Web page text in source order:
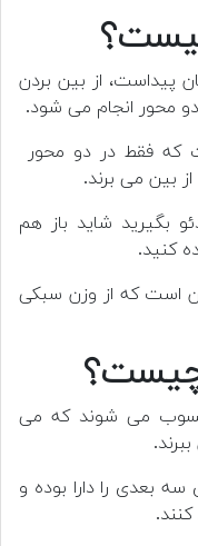
پیداست، از بین بردن
محور انجام می شود.
فقط در دو محور
بین می برند.
بگیرید شاید باز هم
کنید.
است که از وزن سبکی
چیست؟
محسوب می شوند که می
بعدی را دارا بوده و